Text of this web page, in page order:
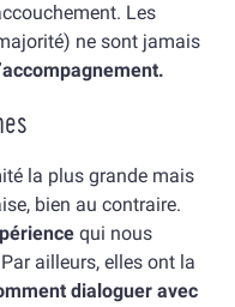
Les
ne sont jamais
la plus grande mais
bien au contraire.
qui nous
ailleurs, elles ont la
dialoguer avec